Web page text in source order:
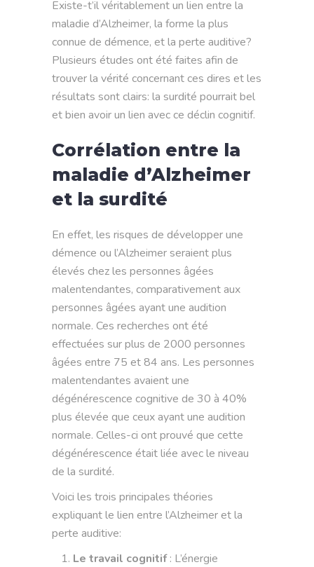
Existe-t’il véritablement un lien entre la
maladie d’Alzheimer, la forme la plus
connue de démence, et la perte auditive?
Plusieurs études ont été faites afin de
trouver la vérité concernant ces dires et les
résultats sont clairs: la surdité pourrait bel
et bien avoir un lien avec ce déclin cognitif.
Corrélation entre la
maladie d’Alzheimer
et la surdité
En effet, les risques de développer une
démence ou l’Alzheimer seraient plus
élevés chez les personnes âgées
malentendantes, comparativement aux
personnes âgées ayant une audition
normale. Ces recherches ont été
effectuées sur plus de 2000 personnes
âgées entre 75 et 84 ans. Les personnes
malentendantes avaient une
dégénérescence cognitive de 30 à 40%
plus élevée que ceux ayant une audition
normale. Celles-ci ont prouvé que cette
dégénérescence était liée avec le niveau
de la surdité.
Voici les trois principales théories
expliquant le lien entre l’Alzheimer et la
perte auditive:
Le travail cognitif: L’énergie